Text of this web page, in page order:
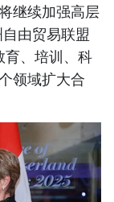
继续加强高层
由贸易联盟
育、培训、科
领域扩大合